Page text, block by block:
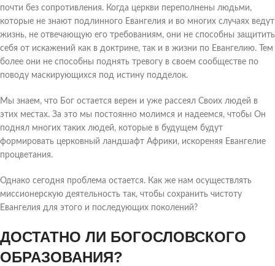
почти без сопротивления. Когда церкви переполнены людьми,
которые не знают подлинного Евангелия и во многих случаях ведут
жизнь, не отвечающую его требованиям, они не способны защитить
себя от искажений как в доктрине, так и в жизни по Евангелию. Тем
более они не способны поднять тревогу в своем сообществе по
поводу маскирующихся под истину подделок.
Мы знаем, что Бог остается верен и уже рассеял Своих людей в
этих местах. За это мы постоянно молимся и надеемся, чтобы Он
поднял многих таких людей, которые в будущем будут
формировать церковный ландшафт Африки, искореняя Евангелие
процветания.
Однако сегодня проблема остается. Как же нам осуществлять
миссионерскую деятельность так, чтобы сохранить чистоту
Евангелия для этого и последующих поколений?
ДОСТАТНО ЛИ БОГОСЛОВСКОГО
ОБРАЗОВАНИЯ?